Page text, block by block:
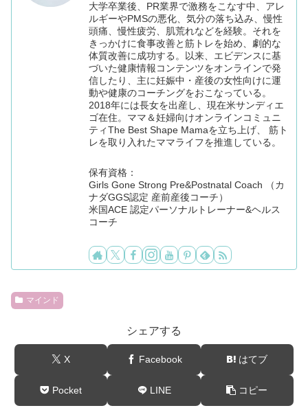
大学卒業後、PR業界で激務をこなす中、アレ
ルギーやPMSの悪化、気分の落ち込み、慢性
頭痛、慢性疲労、肌荒れなどを経験。それを
きっかけに食事改善と筋トレを始め、劇的な
体質改善に成功する。以来、エビデンスに基
づいた健康情報コンテンツをオンラインで発
信したり、主に妊娠中・産後の女性向けに運
動や健康のコーチングをおこなっている。
2018年には長女を出産し、現在米サンディエ
ゴ在住。ママ＆妊婦向けオンラインコミュニ
ティThe Best Shape Mamaを立ち上げ、 筋ト
レを取り入れたママライフを推進している。
保有資格：
Girls Gone Strong Pre&Postnatal Coach （カ
ナダGGS認定 産前産後コーチ）
米国ACE 認定パーソナルトレーナー&ヘルス
コーチ
マインド
シェアする
X Facebook はてブ
Pocket LINE コピー